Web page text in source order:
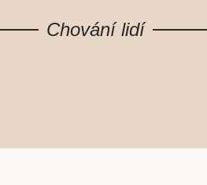
Chování lidí